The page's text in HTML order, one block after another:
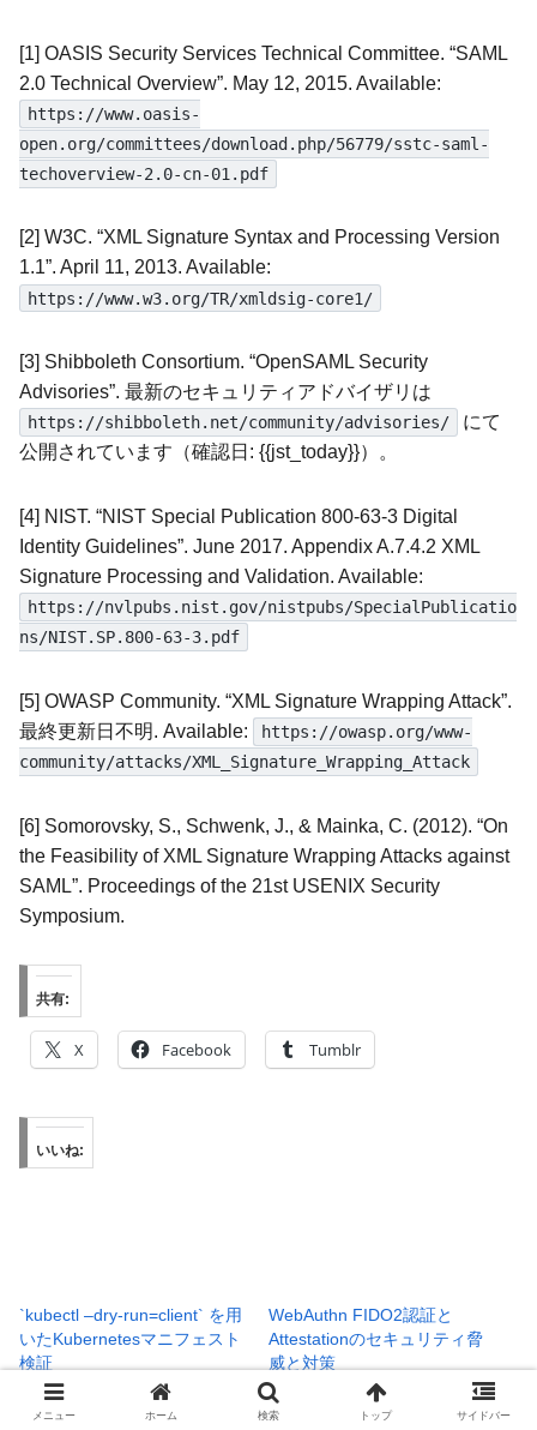
[1] OASIS Security Services Technical Committee. “SAML
2.0 Technical Overview”. May 12, 2015. Available:
https://www.oasis-
open.org/committees/download.php/56779/sstc-saml-
techoverview-2.0-cn-01.pdf
[2] W3C. “XML Signature Syntax and Processing Version
1.1”. April 11, 2013. Available:
https://www.w3.org/TR/xmldsig-core1/
[3] Shibboleth Consortium. “OpenSAML Security
Advisories”. 最新のセキュリティアドバイザリは
https://shibboleth.net/community/advisories/
にて
公開されています（確認日: {{jst_today}}）。
[4] NIST. “NIST Special Publication 800-63-3 Digital
Identity Guidelines”. June 2017. Appendix A.7.4.2 XML
Signature Processing and Validation. Available:
https://nvlpubs.nist.gov/nistpubs/SpecialPublicatio
ns/NIST.SP.800-63-3.pdf
[5] OWASP Community. “XML Signature Wrapping Attack”.
最終更新日不明. Available:
https://owasp.org/www-
community/attacks/XML_Signature_Wrapping_Attack
[6] Somorovsky, S., Schwenk, J., & Mainka, C. (2012). “On
the Feasibility of XML Signature Wrapping Attacks against
SAML”. Proceedings of the 21st USENIX Security
Symposium.
共有:
X Facebook Tumblr
いいね:
`kubectl –dry-run=client` を用
いたKubernetesマニフェスト
検証
2026年1月17日
Tech
WebAuthn FIDO2認証と
Attestationのセキュリティ脅
威と対策
2025年12月25日
Tech
メニュー ホーム 検索 トップ サイドバー